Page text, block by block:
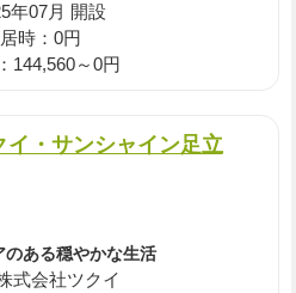
年07月 開設
時：0円
144,560～0円
イ・サンシャイン足立
のある穏やかな生活
式会社ツクイ